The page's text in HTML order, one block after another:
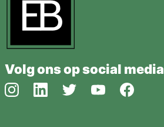
Volg ons op social media